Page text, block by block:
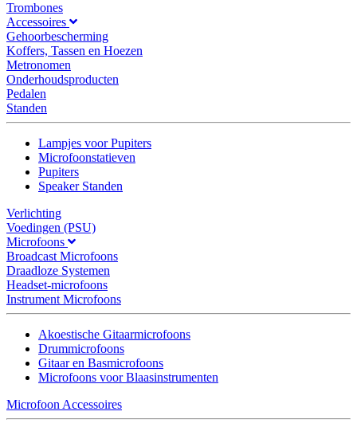
Trombones
Accessoires
Gehoorbescherming
Koffers, Tassen en Hoezen
Metronomen
Onderhoudsproducten
Pedalen
Standen
Lampjes voor Pupiters
Microfoonstatieven
Pupiters
Speaker Standen
Verlichting
Voedingen (PSU)
Microfoons
Broadcast Microfoons
Draadloze Systemen
Headset-microfoons
Instrument Microfoons
Akoestische Gitaarmicrofoons
Drummicrofoons
Gitaar en Basmicrofoons
Microfoons voor Blaasinstrumenten
Microfoon Accessoires